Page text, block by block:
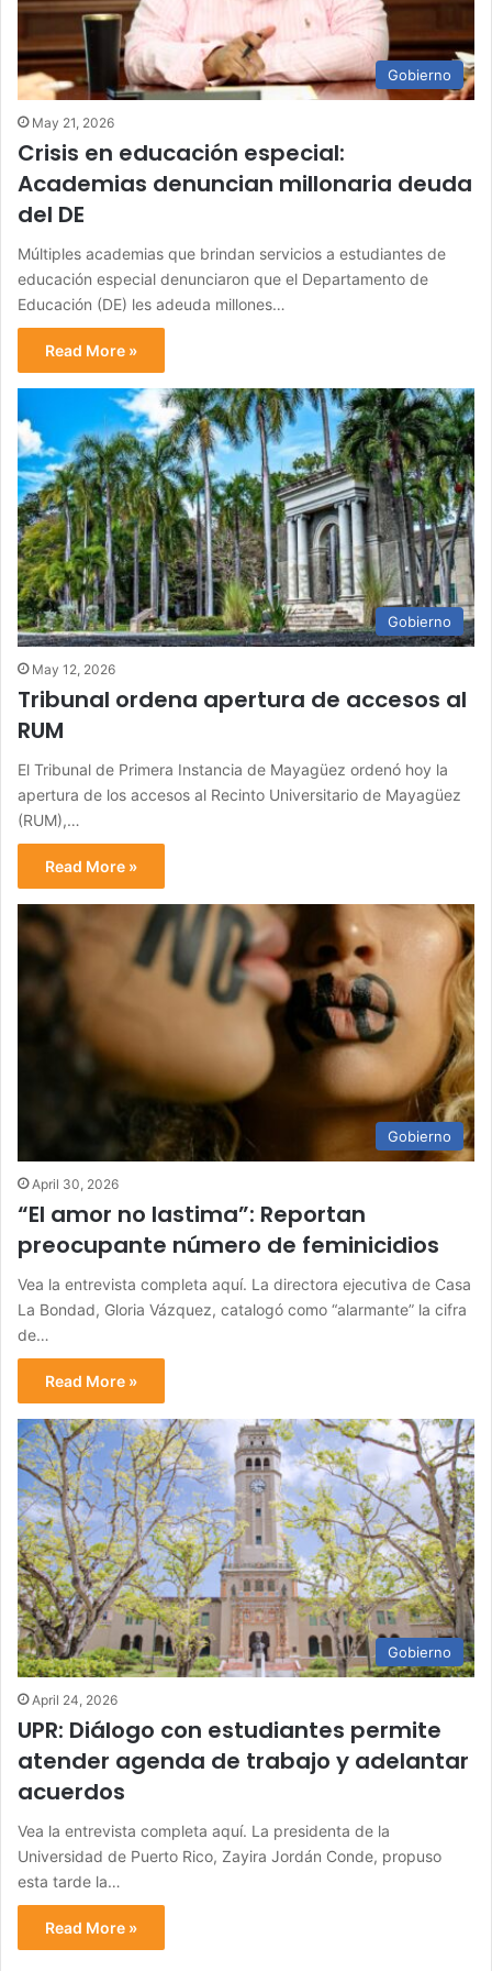
Gobierno
May 21, 2026
Crisis en educación especial:
Academias denuncian millonaria deuda
del DE
Múltiples academias que brindan servicios a estudiantes de
educación especial denunciaron que el Departamento de
Educación (DE) les adeuda millones…
Read More »
Gobierno
May 12, 2026
Tribunal ordena apertura de accesos al
RUM
El Tribunal de Primera Instancia de Mayagüez ordenó hoy la
apertura de los accesos al Recinto Universitario de Mayagüez
(RUM),…
Read More »
Gobierno
April 30, 2026
“El amor no lastima”: Reportan
preocupante número de feminicidios
Vea la entrevista completa aquí. La directora ejecutiva de Casa
La Bondad, Gloria Vázquez, catalogó como “alarmante” la cifra
de…
Read More »
Gobierno
April 24, 2026
UPR: Diálogo con estudiantes permite
atender agenda de trabajo y adelantar
acuerdos
Vea la entrevista completa aquí. La presidenta de la
Universidad de Puerto Rico, Zayira Jordán Conde, propuso
esta tarde la…
Read More »